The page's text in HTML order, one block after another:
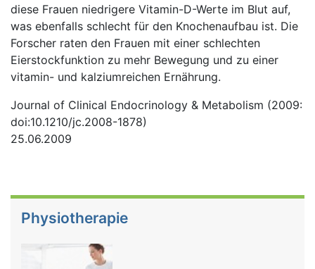
diese Frauen niedrigere Vitamin-D-Werte im Blut auf,
was ebenfalls schlecht für den Knochenaufbau ist. Die
Forscher raten den Frauen mit einer schlechten
Eierstockfunktion zu mehr Bewegung und zu einer
vitamin- und kalziumreichen Ernährung.
Journal of Clinical Endocrinology & Metabolism (2009:
doi:10.1210/jc.2008-1878)
25.06.2009
Physiotherapie